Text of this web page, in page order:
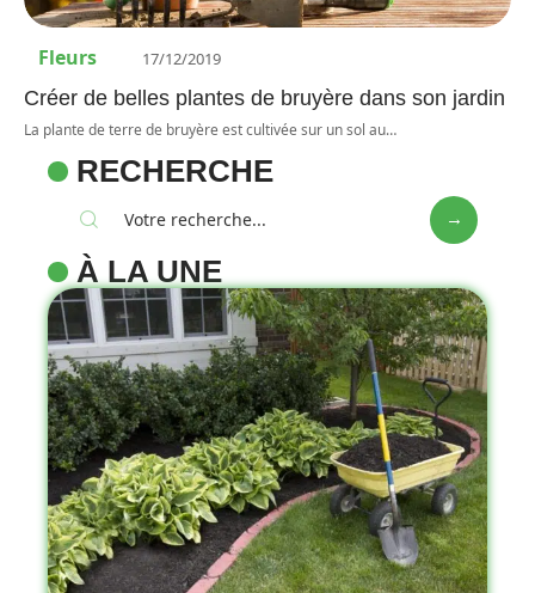
Fleurs 17/12/2019
Créer de belles plantes de bruyère dans son jardin
La plante de terre de bruyère est cultivée sur un sol au…
RECHERCHE
À LA UNE